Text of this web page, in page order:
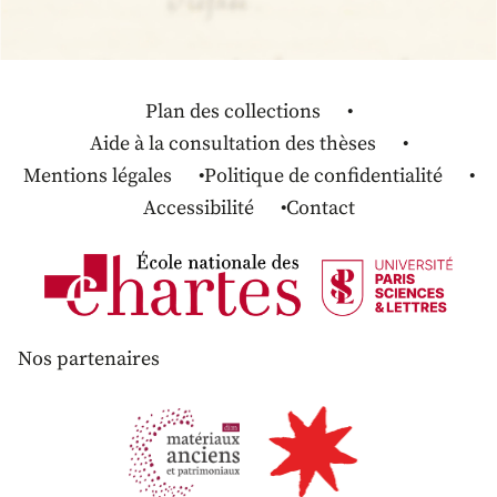
Plan des collections
Aide à la consultation des thèses
Mentions légales
Politique de confidentialité
Accessibilité
Contact
Nos partenaires